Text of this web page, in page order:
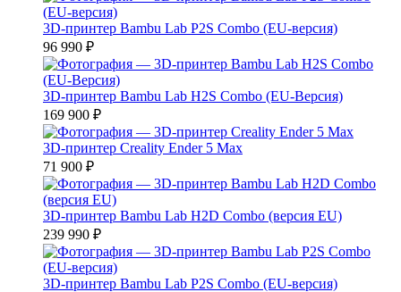
3D-принтер Bambu Lab P2S Combo (EU-версия)
96 990 ₽
3D-принтер Bambu Lab H2S Combo (EU-Версия)
169 900 ₽
3D-принтер Creality Ender 5 Max
71 900 ₽
3D-принтер Bambu Lab H2D Combo (версия EU)
239 990 ₽
3D-принтер Bambu Lab P2S Combo (EU-версия)